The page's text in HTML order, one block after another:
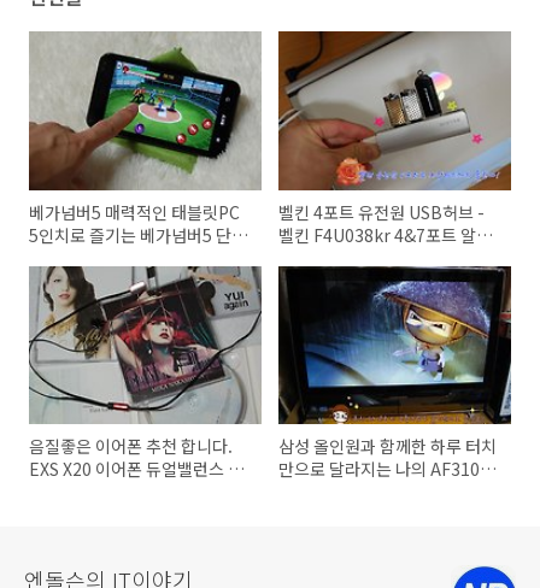
베가넘버5 매력적인 태블릿PC
5인치로 즐기는 베가넘버5 단점
벨킨 4포트 유전원 USB허브 -
벨킨 F4U038kr 4&7포트 알루
하기
음질좋은 이어폰 추천 합니다.
EXS X20 이어폰 듀얼밸런스 -
삼성 올인원과 함께한 하루 터치
만으로 달라지는 나의 AF310 올
엔돌슨의 IT이야기